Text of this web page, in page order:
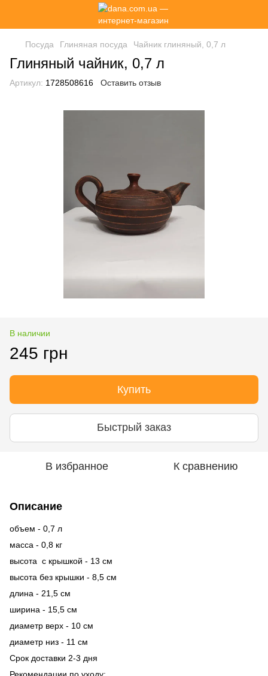
Посуда Глиняная посуда Чайник глиняный, 0,7 л
Глиняный чайник, 0,7 л
Артикул: 1728508616 Оставить отзыв
В наличии
245 грн
Купить
Быстрый заказ
В избранное К сравнению
Описание
объем - 0,7 л
масса - 0,8 кг
высота с крышкой - 13 см
высота без крышки - 8,5 см
длина - 21,5 см
ширина - 15,5 см
диаметр верх - 10 см
диаметр низ - 11 см
Срок доставки 2-3 дня
Рекомендации по уходу: